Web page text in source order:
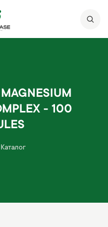
- 100
Каталог